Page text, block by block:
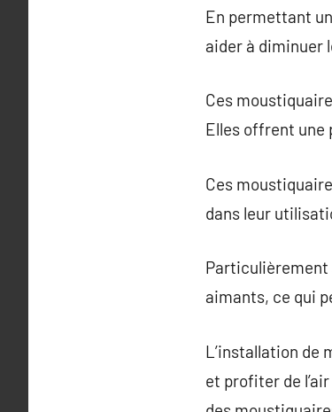
En permettant
aider à diminuer
Ces
Elles offrent une
Ces
dans leur
Particulièrement
aimants, ce qui
L’installation de
et profiter de